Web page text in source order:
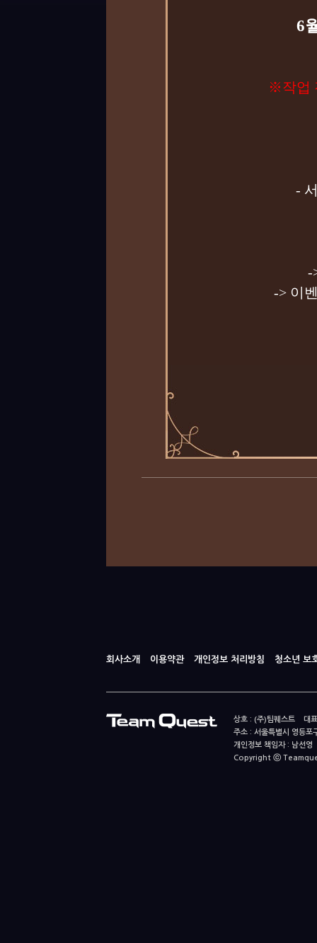
6
※작업
-
-
-> 이
회사소개 이용약관 개인정보 처리방침 청소년 보
상호 : (주)팀퀘스트 대
주소 : 서울특별시 영등
개인정보 책임자 : 남
Copyright ⓒ